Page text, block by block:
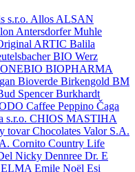
s.r.o. Allos ALSAN
Antersdorfer Muhle
ARTIC Balila
BIO Werz
BIOPHARMA
Bioverde Birkengold BM
SpencerBurkhardt
Caffee Peppino Čaga
s.r.o. CHIOS MASTIHA
tovarChocolates Valor S.A.
Cornito Country Life
Nicky Dennree Dr. E
ELMA Emile Noël Esi